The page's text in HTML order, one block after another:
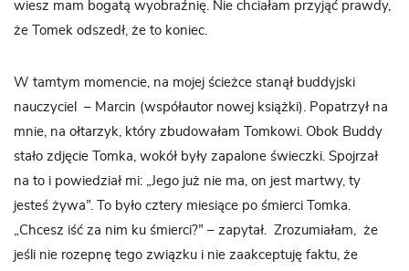
wiesz mam bogatą wyobraźnię. Nie chciałam przyjąć prawdy,
że Tomek odszedł, że to koniec.
W tamtym momencie, na mojej ścieżce stanął buddyjski
nauczyciel – Marcin (współautor nowej książki). Popatrzył na
mnie, na ołtarzyk, który zbudowałam Tomkowi. Obok Buddy
stało zdjęcie Tomka, wokół były zapalone świeczki. Spojrzał
na to i powiedział mi: „Jego już nie ma, on jest martwy, ty
jesteś żywa”. To było cztery miesiące po śmierci Tomka.
„Chcesz iść za nim ku śmierci?” – zapytał. Zrozumiałam, że
jeśli nie rozepnę tego związku i nie zaakceptuję faktu, że